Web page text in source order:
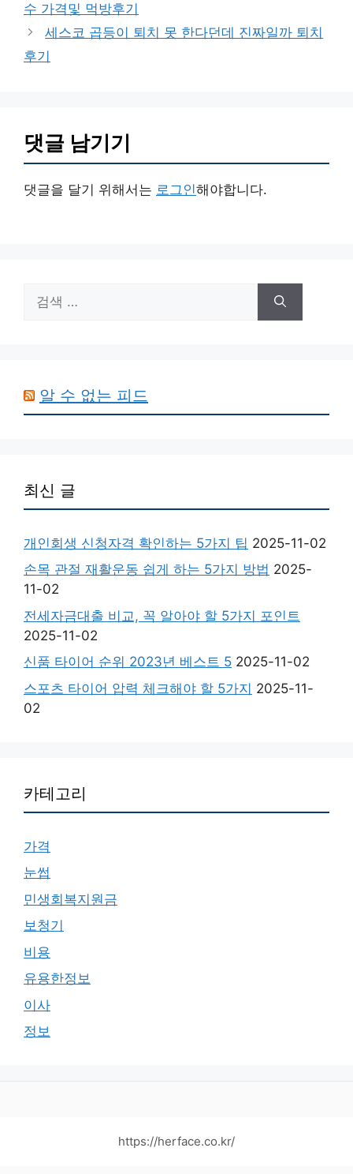
리
수 가격및 먹방후기
세스코 곱등이 퇴치 못 한다던데 진짜일까 퇴치
후기
댓글 남기기
댓글을 달기 위해서는 로그인해야합니다.
색:
알 수 없는 피드
최신 글
개인회생 신청자격 확인하는 5가지 팁 2025-11-02
손목 관절 재활운동 쉽게 하는 5가지 방법 2025-
11-02
전세자금대출 비교, 꼭 알아야 할 5가지 포인트
2025-11-02
신품 타이어 순위 2023년 베스트 5 2025-11-02
스포츠 타이어 압력 체크해야 할 5가지 2025-11-
02
카테고리
가격
눈썹
민생회복지원금
보청기
비용
유용한정보
이사
정보
https://herface.co.kr/